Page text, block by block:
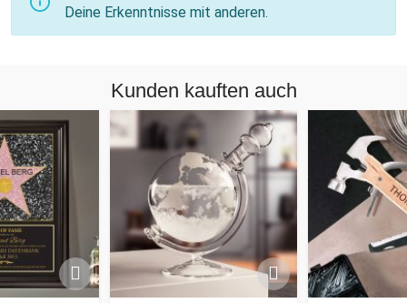
Deine Erkenntnisse mit anderen.
Kunden kauften auch